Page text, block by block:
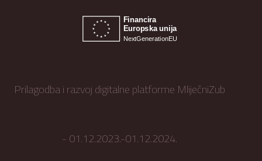
Prilagodba i razvoj digitalne platforme MliječniZub
- 01.12.2023.-01.12.2024.